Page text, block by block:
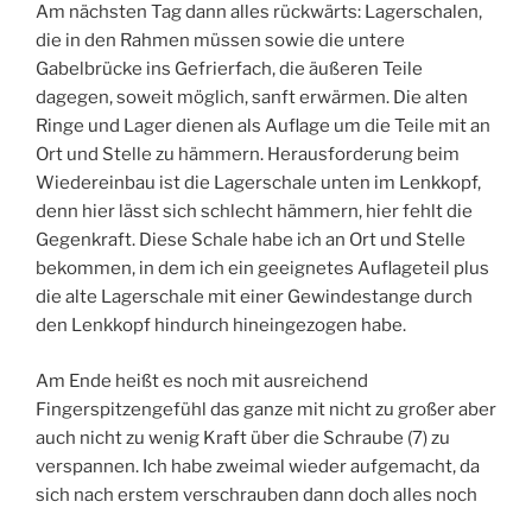
Am nächsten Tag dann alles rückwärts: Lagerschalen,
die in den Rahmen müssen sowie die untere
Gabelbrücke ins Gefrierfach, die äußeren Teile
dagegen, soweit möglich, sanft erwärmen. Die alten
Ringe und Lager dienen als Auflage um die Teile mit an
Ort und Stelle zu hämmern. Herausforderung beim
Wiedereinbau ist die Lagerschale unten im Lenkkopf,
denn hier lässt sich schlecht hämmern, hier fehlt die
Gegenkraft. Diese Schale habe ich an Ort und Stelle
bekommen, in dem ich ein geeignetes Auflageteil plus
die alte Lagerschale mit einer Gewindestange durch
den Lenkkopf hindurch hineingezogen habe.
Am Ende heißt es noch mit ausreichend
Fingerspitzengefühl das ganze mit nicht zu großer aber
auch nicht zu wenig Kraft über die Schraube (7) zu
verspannen. Ich habe zweimal wieder aufgemacht, da
sich nach erstem verschrauben dann doch alles noch